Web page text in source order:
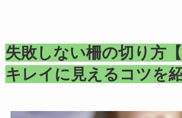
失敗しない柵の切り方
キレイに見えるコツを紹